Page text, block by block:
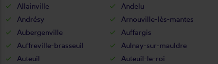
Allainville
Andelu
Andrésy
Arnouville-lès-mantes
Aubergenville
Auffargis
Auffreville-brasseuil
Aulnay-sur-mauldre
Auteuil
Auteuil-le-roi